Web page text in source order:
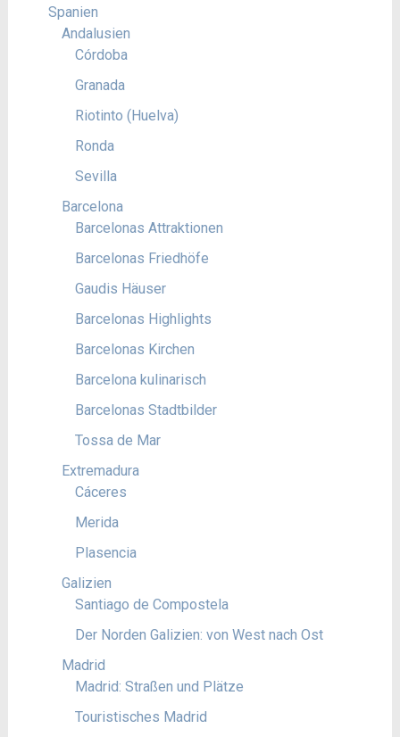
Spanien
Andalusien
Córdoba
Granada
Riotinto (Huelva)
Ronda
Sevilla
Barcelona
Barcelonas Attraktionen
Barcelonas Friedhöfe
Gaudis Häuser
Barcelonas Highlights
Barcelonas Kirchen
Barcelona kulinarisch
Barcelonas Stadtbilder
Tossa de Mar
Extremadura
Cáceres
Merida
Plasencia
Galizien
Santiago de Compostela
Der Norden Galizien: von West nach Ost
Madrid
Madrid: Straßen und Plätze
Touristisches Madrid